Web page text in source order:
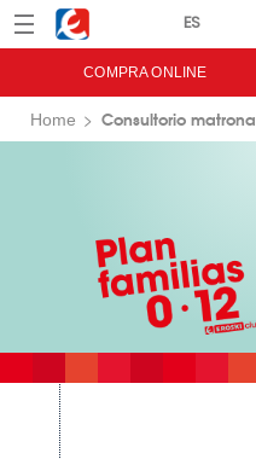
Menú Eroski
COMPRA ONLINE
Home Consultorio matrona